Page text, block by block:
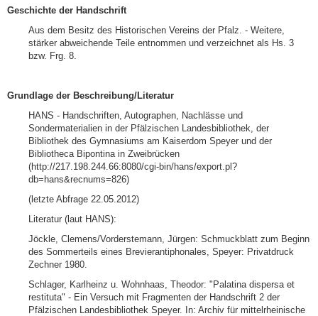
Geschichte der Handschrift
Aus dem Besitz des Historischen Vereins der Pfalz. - Weitere,
stärker abweichende Teile entnommen und verzeichnet als Hs. 3
bzw. Frg. 8.
Grundlage der Beschreibung/ Literatur
HANS - Handschriften, Autographen, Nachlässe und
Sondermaterialien in der Pfälzischen Landesbibliothek, der
Bibliothek des Gymnasiums am Kaiserdom Speyer und der
Bibliotheca Bipontina in Zweibrücken
(http://217.198.244.66:8080/cgi-bin/hans/export.pl?
db=hans&recnums=826)
(letzte Abfrage 22.05.2012)
Literatur (laut HANS):
Jöckle, Clemens/Vorderstemann, Jürgen: Schmuckblatt zum Beginn
des Sommerteils eines Brevierantiphonales, Speyer: Privatdruck
Zechner 1980.
Schlager, Karlheinz u. Wohnhaas, Theodor: "Palatina dispersa et
restituta" - Ein Versuch mit Fragmenten der Handschrift 2 der
Pfälzischen Landesbibliothek Speyer. In: Archiv für mittelrheinische